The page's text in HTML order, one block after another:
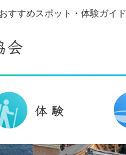
すすめスポット・体験ガイド